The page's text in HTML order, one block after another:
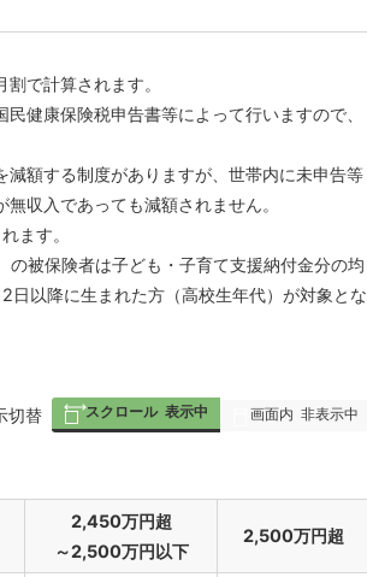
で計算されます。
健康保険税申告書等によって行いますので、
額する制度がありますが、世帯内に未申告等
収入であっても減額されません。
ます。
被保険者は子ども・子育て支援納付金分の均
以降に生まれた方（高校生年代）が対象とな
切替 スクロール 表示中 画面内 非表示中
2,450万円超
～2,500万円以下
2,500万円超